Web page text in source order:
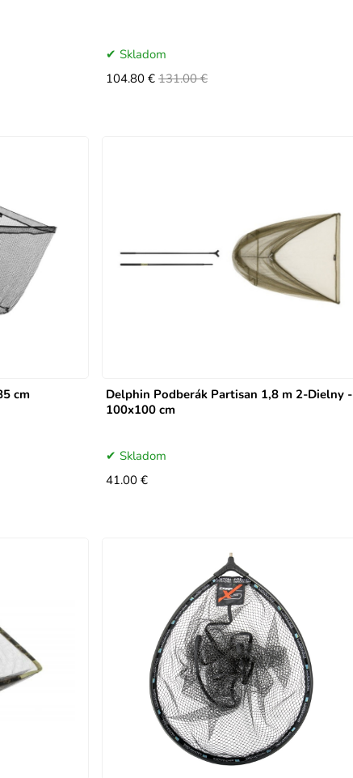
Skladom
104.80 € 131.00 €
cm
Delphin Podberák Partisan 1,8 m 2-Dielny -
100x100 cm
Skladom
41.00 €